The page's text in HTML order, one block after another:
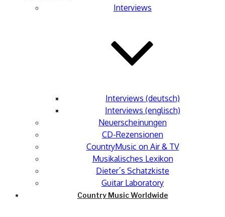
Interviews
Interviews (deutsch)
Interviews (englisch)
Neuerscheinungen
CD-Rezensionen
CountryMusic on Air & TV
Musikalisches Lexikon
Dieter´s Schatzkiste
Guitar Laboratory
Country Music Worldwide